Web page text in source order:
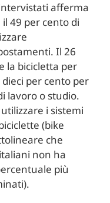
afferma
49 per cento di
Il 26
la bicicletta per
per cento per
lavoro o studio.
i sistemi
(bike
che
non ha
più